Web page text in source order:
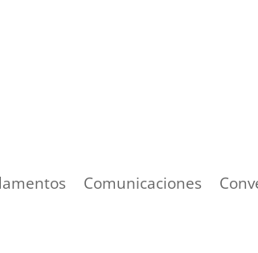
Comunicaciones